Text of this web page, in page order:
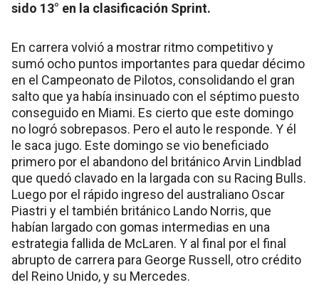
sido 13° en la clasificación Sprint.
En carrera volvió a mostrar ritmo competitivo y
sumó ocho puntos importantes para quedar décimo
en el Campeonato de Pilotos, consolidando el gran
salto que ya había insinuado con el séptimo puesto
conseguido en Miami. Es cierto que este domingo
no logró sobrepasos. Pero el auto le responde. Y él
le saca jugo. Este domingo se vio beneficiado
primero por el abandono del británico Arvin Lindblad
que quedó clavado en la largada con su Racing Bulls.
Luego por el rápido ingreso del australiano Oscar
Piastri y el también británico Lando Norris, que
habían largado con gomas intermedias en una
estrategia fallida de McLaren. Y al final por el final
abrupto de carrera para George Russell, otro crédito
del Reino Unido, y su Mercedes.